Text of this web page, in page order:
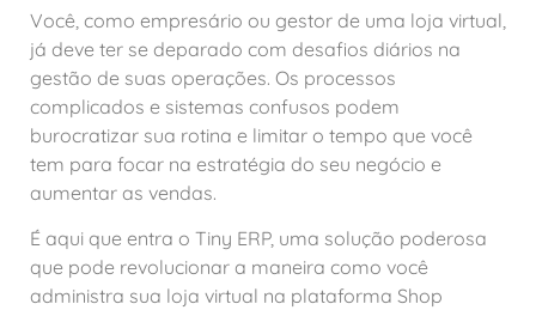
Você, como empresário ou gestor de uma loja virtual,
já deve ter se deparado com desafios diários na
gestão de suas operações. Os processos
complicados e sistemas confusos podem
burocratizar sua rotina e limitar o tempo que você
tem para focar na estratégia do seu negócio e
aumentar as vendas.
É aqui que entra o Tiny ERP, uma solução poderosa
que pode revolucionar a maneira como você
administra sua loja virtual na plataforma Shop